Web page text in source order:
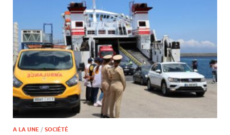
A LA UNE / SOCIÉTÉ